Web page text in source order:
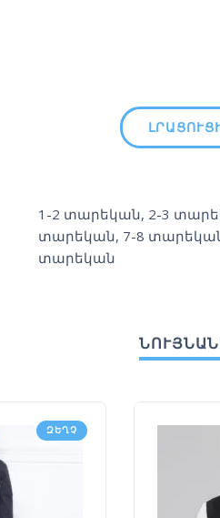
1-2 տարեկան, 2-3
տարեկան, 7-8
տարեկան
ԶԵՂՉ